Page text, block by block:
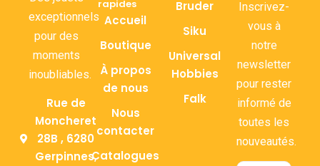
exceptionnels
pour des
moments
inoubliables.
Rue de
Moncheret
28B , 6280
Gerpinnes,
rapides
Accueil
Boutique
À propos
de nous
Nous
contacter
Catalogues
Bruder
Siku
Universal
Hobbies
Falk
Inscrivez-
vous à
notre
newsletter
pour rester
informé de
toutes les
nouveautés.